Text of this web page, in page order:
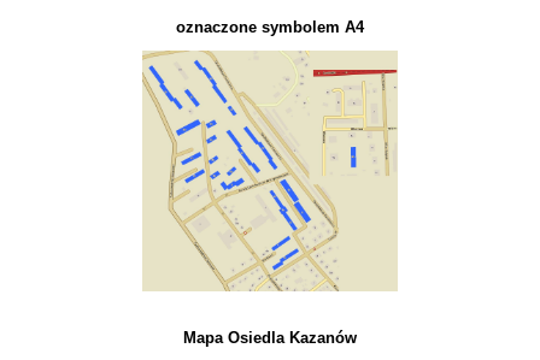
oznaczone symbolem A4
Mapa Osiedla Kazanów